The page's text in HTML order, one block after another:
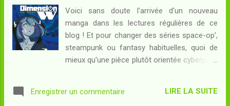
les coils et la firme qui les produit. Voilà
pourtant que le directeur du musée, désirant
protéger la statuette convoitée par "Loser",
fait tomber les cloisons coupe-feu et envoie
ses deux hôtesses d'accueil, androïdes
compte au voleur. C'est sans compter
Voici sans doute l'arrivée d'un nouveau
manga dans les lectures régulières de ce
blog ! Et pour changer des séries space-op',
steampunk ou fantasy habituelles, quoi de
mieux qu'une pièce plutôt orientée cyberpunk
prophétisés par Tesla. Ces bobinages
Enregistrer un commentaire LIRE LA SUITE